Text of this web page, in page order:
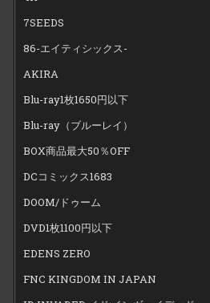
7SEEDS
86-エイティシックス-
AKIRA
Blu-ray1枚1650円以下
Blu-ray（ブルーレイ）
BOX商品最大50％OFF
DCコミックス1683
DOOM/ドゥーム
DVD1枚1100円以下
EDENS ZERO
FNC KINGDOM IN JAPAN